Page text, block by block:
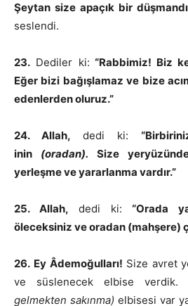
Şeytan size apaçık bir
seslendi.
23. Dediler ki: “Rabbimiz! Biz
Eğer bizi bağışlamaz ve bize
edenlerden oluruz.”
24. Allah, dedi ki:
inin (oradan). Size
yerleşme ve yararlanma vardır.”
25. Allah, dedi ki: “Orada
öleceksiniz ve oradan (mahşere)
26. Ey Âdemoğulları! Size avret
ve süslenecek elbise verdik.
gelmekten sakınma) elbisesi var